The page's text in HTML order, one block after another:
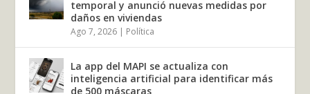
temporal y anunció nuevas medidas por
daños en viviendas
Ago 7, 2026 | Política
La app del MAPI se actualiza con
inteligencia artificial para identificar más
de 500 máscaras